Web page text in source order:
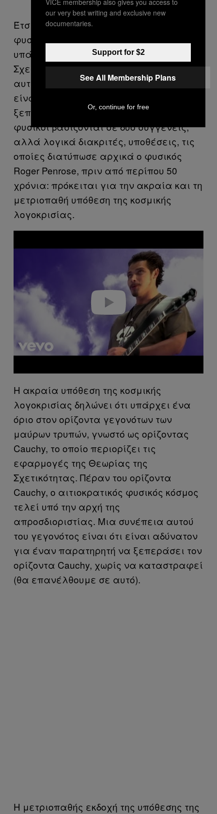
Έτσι, προκύπτει ένα πρόβλημα για τους
φυσικούς: Οι μοναδικότητες πρέπει να
υπάρχουν, ως συνέπεια της Θεωρίας της
Σχετικότητας, αλλά η παρατήρηση
αυτών των μοναδικοτήτων φαίνεται να
είναι αδύνατη. Προκειμένου να
ξεπεράσουν αυτήν την αντίφαση, οι
φυσικοί βασίζονται σε δύο συγγενείς,
αλλά λογικά διακριτές, υποθέσεις, τις
οποίες διατύπωσε αρχικά ο φυσικός
Roger Penrose, πριν από περίπου 50
χρόνια: πρόκειται για την ακραία και τη
μετριοπαθή υπόθεση της κοσμικής
λογοκρισίας.
a
o
Η ακραία υπόθεση της κοσμικής
λογοκρισίας δηλώνει ότι υπάρχει ένα
όριο στον ορίζοντα γεγονότων των
μαύρων τρυπών, γνωστό ως ορίζοντας
Cauchy, το οποίο περιορίζει τις
εφαρμογές της Θεωρίας της
Σχετικότητας. Πέραν του ορίζοντα
Cauchy, ο αιτιοκρατικός φυσικός κόσμος
τελεί υπό την αρχή της
απροσδιοριστίας. Μια συνέπεια αυτού
του γεγονότος είναι ότι είναι αδύνατον
για έναν παρατηρητή να ξεπεράσει τον
ορίζοντα Cauchy, χωρίς να καταστραφεί
(θα επανέλθουμε σε αυτό).
Η μετριοπαθής εκδοχή της υπόθεσης της
our very best writing and exclusive new
documentaries.
Support for $2
See All Membership Plans
Or, continue for free